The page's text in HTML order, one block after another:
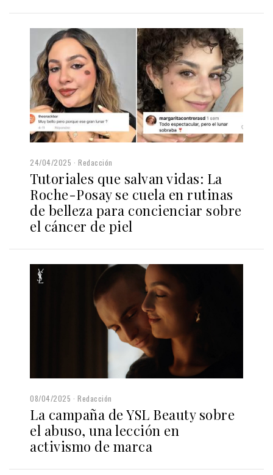
24/04/2025 Redacción
Tutoriales que salvan vidas: La
Roche-Posay se cuela en rutinas
de belleza para concienciar sobre
el cáncer de piel
08/04/2025 Redacción
La campaña de YSL Beauty sobre
el abuso, una lección en
activismo de marca